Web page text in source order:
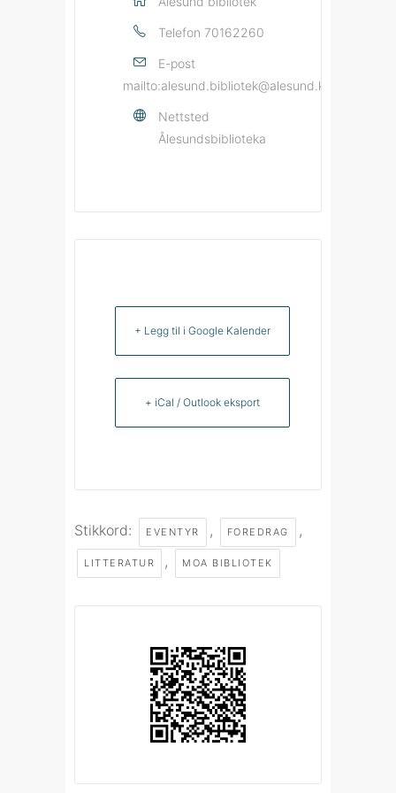
Telefon 70162260
E-post
mailto:alesund.bibliotek@alesund.kommune.no
Nettsted
Ålesundsbiblioteka
+ Legg til i Google Kalender
+ iCal / Outlook eksport
Stikkord: EVENTYR , FOREDRAG ,
LITTERATUR , MOA BIBLIOTEK